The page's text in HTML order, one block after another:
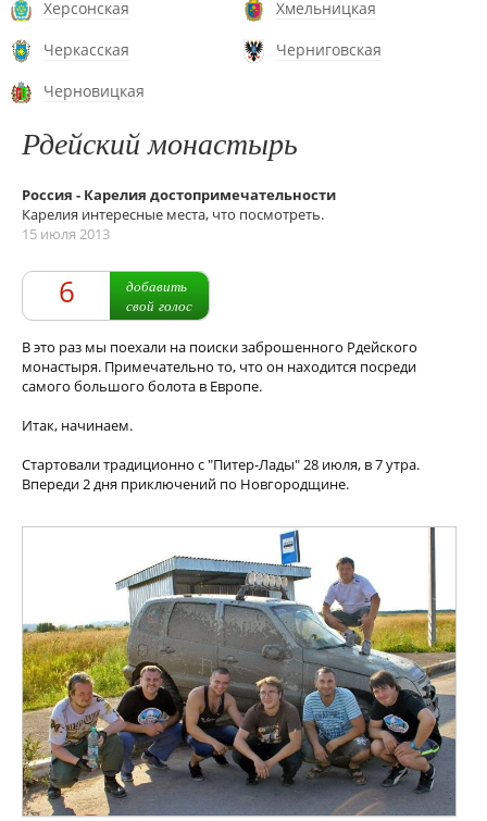
Херсонская
Хмельницкая
Черкасская
Черниговская
Черновицкая
Рдейский монастырь
Россия - Карелия достопримечательности
Карелия интересные места, что посмотреть.
15 июля 2013
6
добавить
свой голос
В это раз мы поехали на поиски заброшенного Рдейского
монастыря. Примечательно то, что он находится посреди
самого большого болота в Европе.
Итак, начинаем.
Стартовали традиционно с "Питер-Лады" 28 июля, в 7 утра.
Впереди 2 дня приключений по Новгородщине.